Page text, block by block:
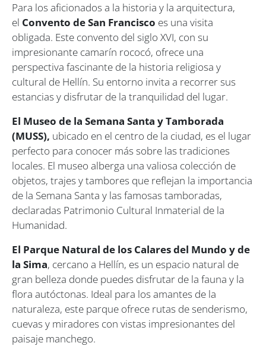
Para los aficionados a la historia y la arquitectura,
el Convento de San Francisco es una visita
obligada. Este convento del siglo XVI, con su
impresionante camarín rococó, ofrece una
perspectiva fascinante de la historia religiosa y
cultural de Hellín. Su entorno invita a recorrer sus
estancias y disfrutar de la tranquilidad del lugar.
El Museo de la Semana Santa y Tamborada
(MUSS), ubicado en el centro de la ciudad, es el lugar
perfecto para conocer más sobre las tradiciones
locales. El museo alberga una valiosa colección de
objetos, trajes y tambores que reflejan la importancia
de la Semana Santa y las famosas tamboradas,
declaradas Patrimonio Cultural Inmaterial de la
Humanidad.
El Parque Natural de los Calares del Mundo y de
la Sima, cercano a Hellín, es un espacio natural de
gran belleza donde puedes disfrutar de la fauna y la
flora autóctonas. Ideal para los amantes de la
naturaleza, este parque ofrece rutas de senderismo,
cuevas y miradores con vistas impresionantes del
paisaje manchego.